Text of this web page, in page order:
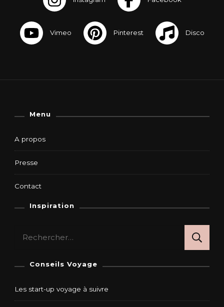
Menu
A propos
Presse
Contact
Inspiration
Conseils Voyage
Les start-up voyage à suivre